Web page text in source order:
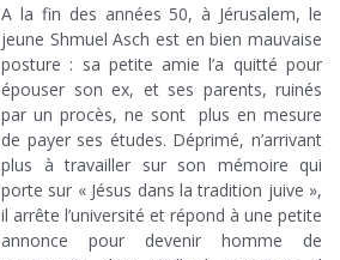
A la fin des années 50, à Jérusalem, le
jeune Shmuel Asch est en bien mauvaise
posture : sa petite amie l’a quitté pour
épouser son ex, et ses parents, ruinés
par un procès, ne sont plus en mesure
de payer ses études. Déprimé, n’arrivant
plus à travailler sur son mémoire qui
porte sur « Jésus dans la tradition juive »,
il arrête l’université et répond à une petite
annonce pour devenir homme de